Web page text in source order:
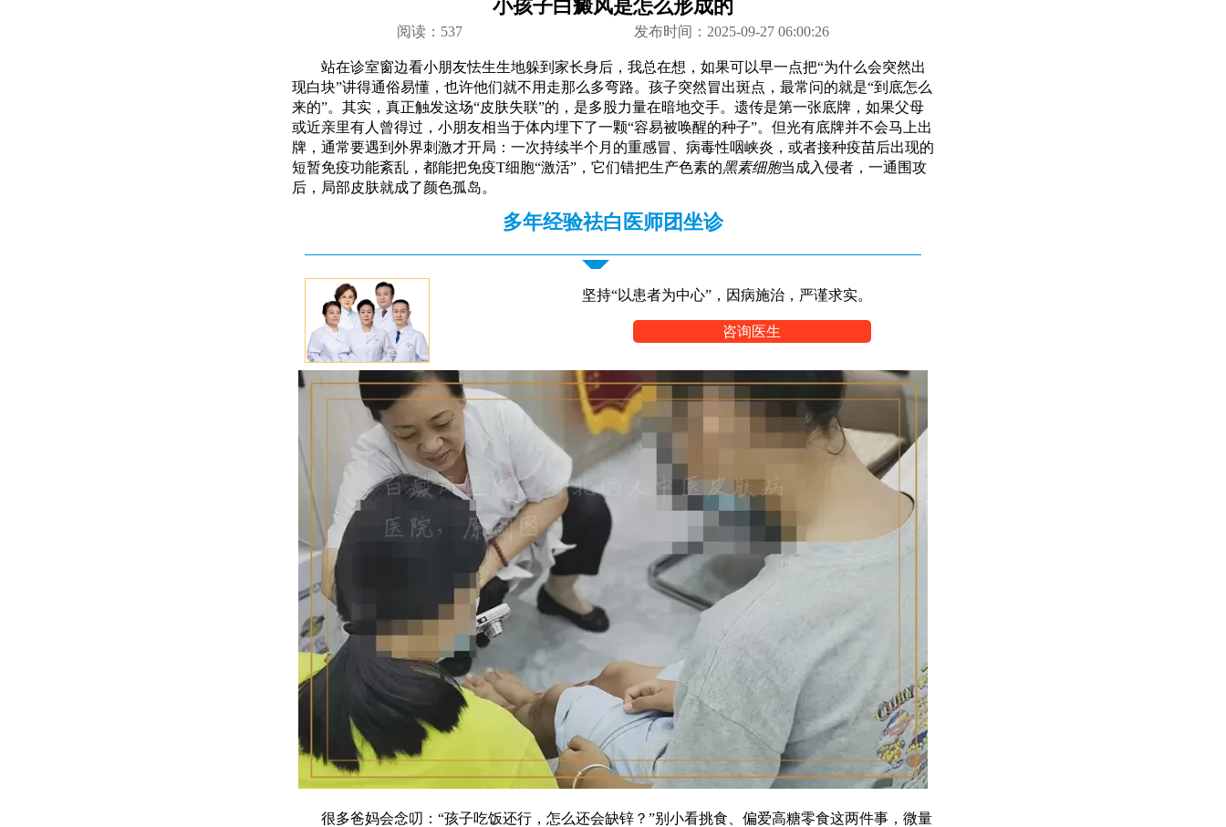
小孩子白癜风是怎么形成的
阅读： 537 发布时间：2025-09-27 06:00:26
站在诊室窗边看小朋友怯生生地躲到家长身后，我总在想，如果可以早一点把“为什么会突然出
现白块”讲得通俗易懂，也许他们就不用走那么多弯路。孩子突然冒出斑点，最常问的就是“到底怎么
来的”。其实，真正触发这场“皮肤失联”的，是多股力量在暗地交手。遗传是第一张底牌，如果父母
或近亲里有人曾得过，小朋友相当于体内埋下了一颗“容易被唤醒的种子”。但光有底牌并不会马上出
牌，通常要遇到外界刺激才开局：一次持续半个月的重感冒、病毒性咽峡炎，或者接种疫苗后出现的
短暂免疫功能紊乱，都能把免疫T细胞“激活”，它们错把生产色素的黑素细胞当成入侵者，一通围攻
后，局部皮肤就成了颜色孤岛。
多年经验祛白医师团坐诊
坚持“以患者为中心”，因病施治，严谨求实。
咨询医生
很多爸妈会念叨：“孩子吃饭还行，怎么还会缺锌？”别小看挑食、偏爱高糖零食这两件事，微量